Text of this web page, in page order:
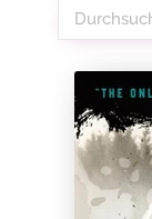
Durchsuchen
Sie